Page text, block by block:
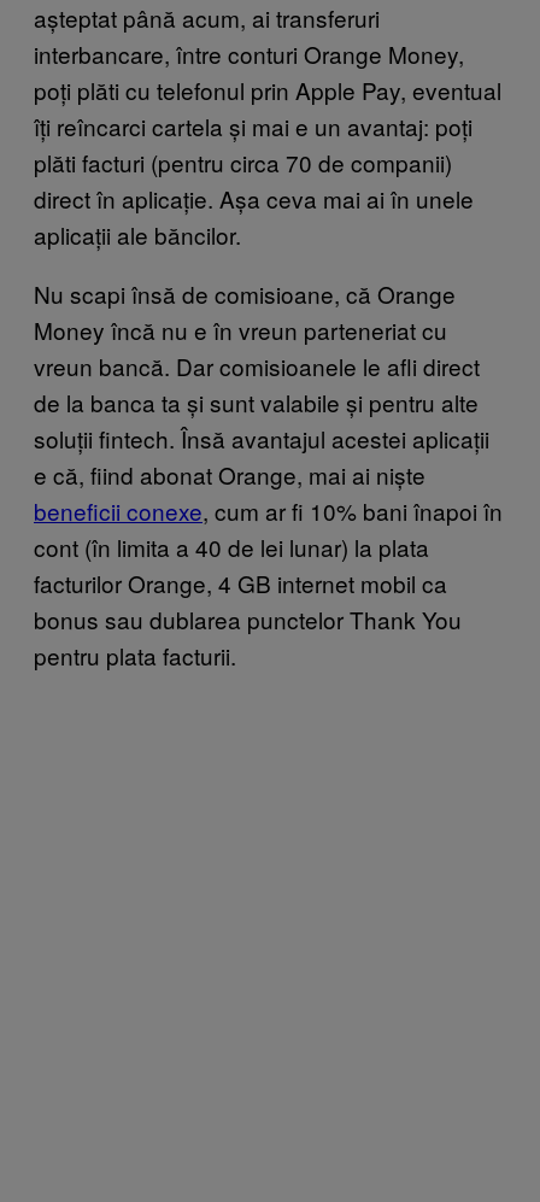
așteptat până acum, ai transferuri
interbancare, între conturi Orange Money,
poți plăti cu telefonul prin Apple Pay, eventual
îți reîncarci cartela și mai e un avantaj: poți
plăti facturi (pentru circa 70 de companii)
direct în aplicație. Așa ceva mai ai în unele
aplicații ale băncilor.
Nu scapi însă de comisioane, că Orange
Money încă nu e în vreun parteneriat cu
vreun bancă. Dar comisioanele le afli direct
de la banca ta și sunt valabile și pentru alte
soluții fintech. Însă avantajul acestei aplicații
e că, fiind abonat Orange, mai ai niște
beneficii conexe, cum ar fi 10% bani înapoi în
cont (în limita a 40 de lei lunar) la plata
facturilor Orange, 4 GB internet mobil ca
bonus sau dublarea punctelor Thank You
pentru plata facturii.